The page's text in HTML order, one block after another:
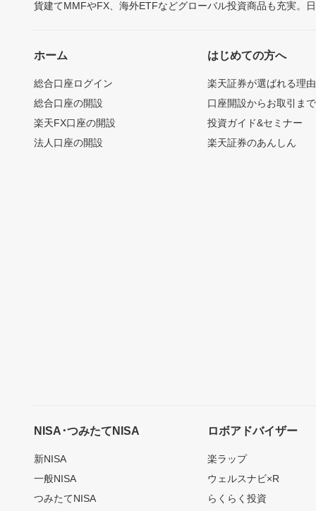
貨建てMMFやFX、海外ETFなどグローバル投資商品も充実。
ホーム
総合口座ログイン
総合口座の開設
楽天FX口座の開設
法人口座の開設
はじめての方へ
楽天証券が選ばれる理由
口座開設からお取引ま
投資ガイド&セミナー
楽天証券のあんしん
NISA･つみたてNISA
新NISA
一般NISA
つみたてNISA
ロボアドバイザー
楽ラップ
ウェルスナビ×R
らくらく投資